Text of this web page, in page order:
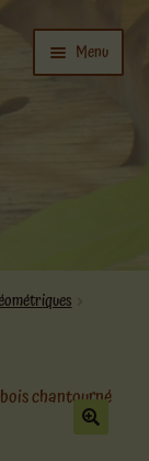
Menu
Ouvrir
menu
enfant